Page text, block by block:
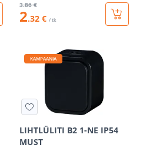
3.86 €
2.32 € / tk
KAMPAANIA
LIHTLÜLITI B2 1-NE IP54
MUST